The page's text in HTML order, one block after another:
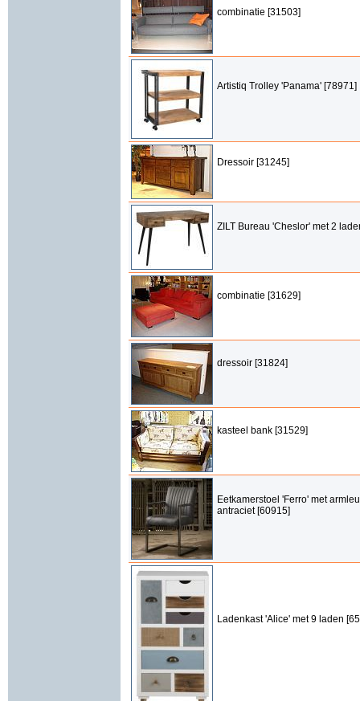
combinatie [31503]
Artistiq Trolley 'Panama' [78971]
Dressoir [31245]
ZILT Bureau 'Cheslor' met 2
combinatie [31629]
dressoir [31824]
kasteel bank [31529]
Eetkamerstoel 'Ferro' met
antraciet [60915]
Ladenkast 'Alice' met 9 laden